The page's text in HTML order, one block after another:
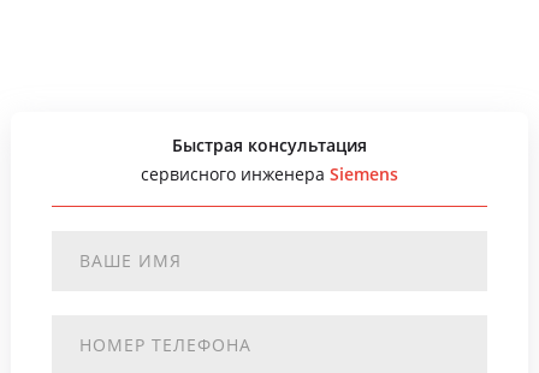
Быстрая консультация
сервисного инженера Siemens